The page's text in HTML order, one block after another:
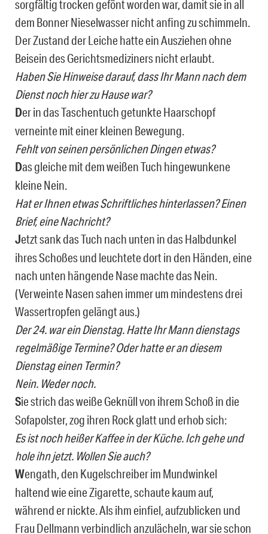
sorgfältig trocken gefönt worden war, damit sie in all
dem Bonner Nieselwasser nicht anfing zu schimmeln.
Der Zustand der Leiche hatte ein Ausziehen ohne
Beisein des Gerichtsmediziners nicht erlaubt.
Haben Sie Hinweise darauf, dass Ihr Mann nach dem
Dienst noch hier zu Hause war?
Der in das Taschentuch getunkte Haarschopf
verneinte mit einer kleinen Bewegung.
Fehlt von seinen persönlichen Dingen etwas?
Das gleiche mit dem weißen Tuch hingewunkene
kleine Nein.
Hat er Ihnen etwas Schriftliches hinterlassen? Einen
Brief, eine Nachricht?
Jetzt sank das Tuch nach unten in das Halbdunkel
ihres Schoßes und leuchtete dort in den Händen, eine
nach unten hängende Nase machte das Nein.
(Verweinte Nasen sahen immer um mindestens drei
Wassertropfen gelängt aus.)
Der 24. war ein Dienstag. Hatte Ihr Mann dienstags
regelmäßige Termine? Oder hatte er an diesem
Dienstag einen Termin?
Nein. Weder noch.
Sie strich das weiße Geknüll von ihrem Schoß in die
Sofapolster, zog ihren Rock glatt und erhob sich:
Es ist noch heißer Kaffee in der Küche. Ich gehe und
hole ihn jetzt. Wollen Sie auch?
Wengath, den Kugelschreiber im Mundwinkel
haltend wie eine Zigarette, schaute kaum auf,
während er nickte. Als ihm einfiel, aufzublicken und
Frau Dellmann verbindlich anzulächeln, war sie schon